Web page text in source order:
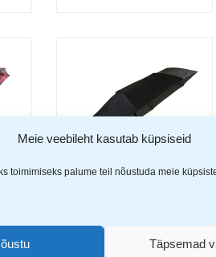
Meie veebileht kasutab küpsiseid
toimimiseks palume teil nõustuda meie
Täpsemad
vihmavari TS-1504